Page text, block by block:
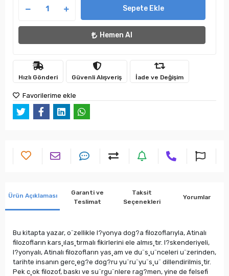
Sepete Ekle
Hemen Al
Hızlı Gönderi Güvenli Alışveriş İade ve Değişim
Favorilerime ekle
Ürün Açıklaması
Garanti ve
Teslimat
Taksit
Seçenekleri
Yorumlar
Bu kitapta yazar, o¨zellikle I?yonya dog?a filozoflarıyla, Atinalı
filozofların kars¸ılas¸tırmalı fikirlerini ele almıs¸tır. I?skenderiyeli,
I?yonyalı, Atinalı filozofların yas¸am ve du¨s¸u¨nceleri u¨zerinden,
tarihte insanın gerc¸eg?e dog?ru yu¨ru¨yu¨s¸u¨ dillendirilmis¸tir.
Pek c¸ok filozof, baskı ve su¨rgu¨nlere rag?men, yine de felsefi